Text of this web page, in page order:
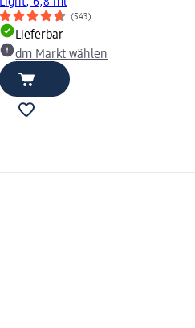
(543)
Lieferbar
dm Markt wählen